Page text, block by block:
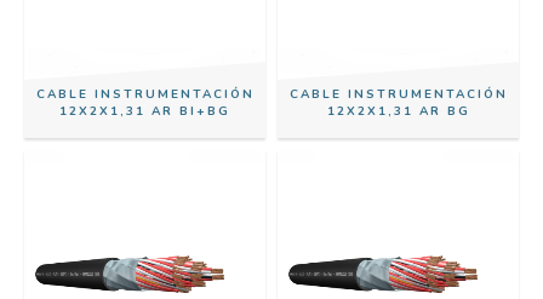
CABLE INSTRUMENTACIÓN
12X2X1,31 AR BI+BG
CABLE INSTRUMENTACIÓN
12X2X1,31 AR BG